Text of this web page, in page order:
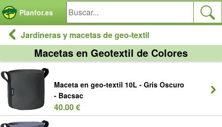
Planfor.es
Jardineras y macetas de geo-textil
Macetas en Geotextil de Colores
Maceta en geo-textil 10L - Gris Oscuro
- Bacsac
40.00 €
Panel de gestión de cookies